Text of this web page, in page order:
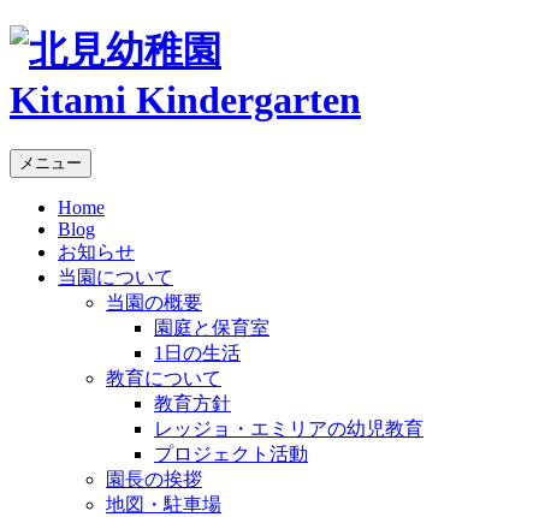
Kitami Kindergarten
メニュー
Home
Blog
お知らせ
当園について
当園の概要
園庭と保育室
1日の生活
教育について
教育方針
レッジョ・エミリアの幼児教育
プロジェクト活動
園長の挨拶
地図・駐車場